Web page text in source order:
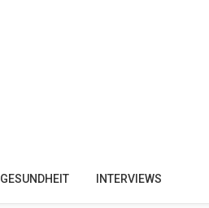
GESUNDHEIT INTERVIEWS